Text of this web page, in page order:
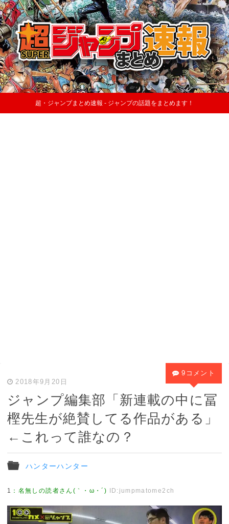
超・ジャンプまとめ速報 - ジャンプの話題をまとめます！
2018年9月20日
ジャンプ編集部「新連載の中に冨
樫先生が絶賛してる作品がある」
←これって誰なの？
ハンターハンター
9コメント
1 ： 名無しの読者さん(｀・ω・´) ID:jumpmatome2ch